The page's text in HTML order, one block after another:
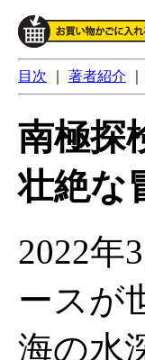
目次 著者紹介
南極探
壮絶な
2022年
ースが
海の水